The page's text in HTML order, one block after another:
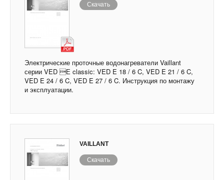
Скачать
Электрические проточные водонагреватели Vaillant
серии VED Е classic: VED E 18 / 6 C, VED E 21 / 6 C,
VED E 24 / 6 C, VED E 27 / 6 C. Инструкция по монтажу
и эксплуатации.
VAILLANT
Скачать